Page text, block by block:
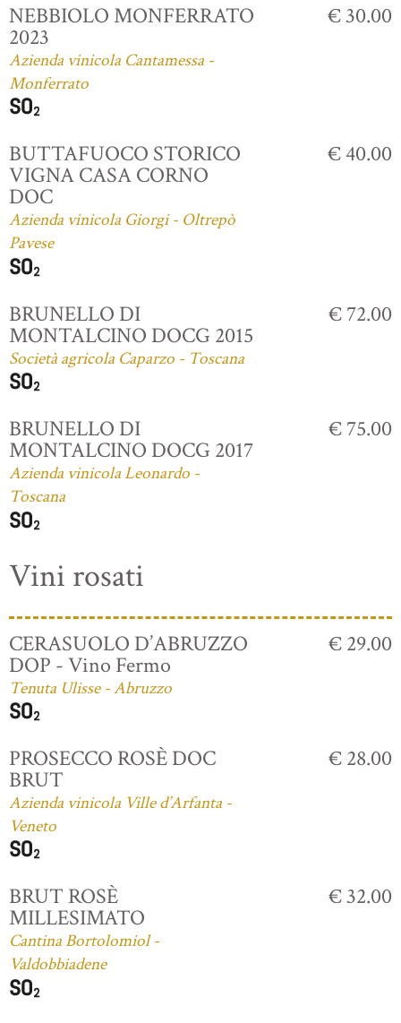
NEBBIOLO MONFERRATO
2023
Azienda vinicola Cantamessa -
Monferrato
€ 30.00
BUTTAFUOCO STORICO
VIGNA CASA CORNO
DOC
Azienda vinicola Giorgi - Oltrepò
Pavese
€ 40.00
BRUNELLO DI
MONTALCINO DOCG 2015
Società agricola Caparzo - Toscana
€ 72.00
BRUNELLO DI
MONTALCINO DOCG 2017
Azienda vinicola Leonardo -
Toscana
€ 75.00
Vini rosati
CERASUOLO D’ABRUZZO
DOP - Vino Fermo
Tenuta Ulisse - Abruzzo
€ 29.00
PROSECCO ROSÈ DOC
BRUT
Azienda vinicola Ville d’Arfanta -
Veneto
€ 28.00
BRUT ROSÈ
MILLESIMATO
Cantina Bortolomiol -
Valdobbiadene
€ 32.00